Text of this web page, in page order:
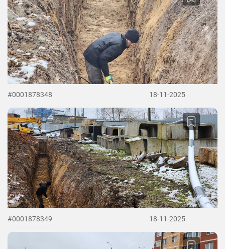
#0001878348 18-11-2025
#0001878349 18-11-2025